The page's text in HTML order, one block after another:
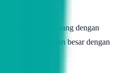
menghasilkan uang dengan
Raih kelebihan besar dengan